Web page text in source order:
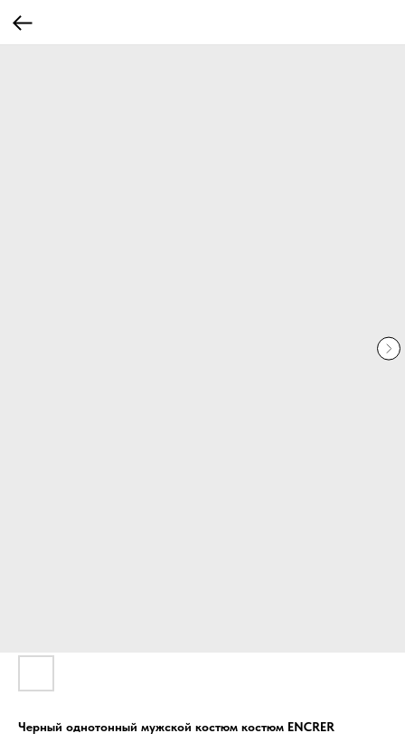
Черный однотонный мужской костюм костюм ENCRER